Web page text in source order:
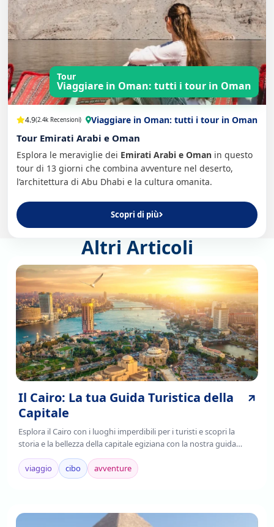
Tour
Viaggiare in Oman: tutti i tour in Oman
4.9(2.4k Recensioni) Viaggiare in Oman: tutti i tour in Oman
Tour Emirati Arabi e Oman
Esplora le meraviglie dei Emirati Arabi e Oman in questo
tour di 13 giorni che combina avventure nel deserto,
l’architettura di Abu Dhabi e la cultura omanita.
Scopri di più
Altri Articoli
Il Cairo: La tua Guida Turistica della
Capitale
Esplora il Cairo con i luoghi imperdibili per i turisti e scopri la
storia e la bellezza della capitale egiziana con la nostra guida
completa. Leggi ora!
viaggio
cibo avventure